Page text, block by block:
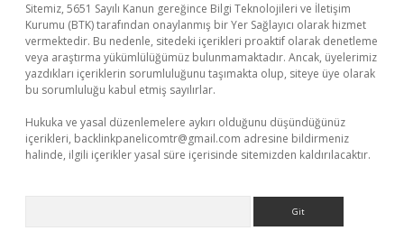
Sitemiz, 5651 Sayılı Kanun gereğince Bilgi Teknolojileri ve İletişim
Kurumu (BTK) tarafından onaylanmış bir Yer Sağlayıcı olarak hizmet
vermektedir. Bu nedenle, sitedeki içerikleri proaktif olarak denetleme
veya araştırma yükümlülüğümüz bulunmamaktadır. Ancak, üyelerimiz
yazdıkları içeriklerin sorumluluğunu taşımakta olup, siteye üye olarak
bu sorumluluğu kabul etmiş sayılırlar.
Hukuka ve yasal düzenlemelere aykırı olduğunu düşündüğünüz
içerikleri, backlinkpanelicomtr@gmail.com adresine bildirmeniz
halinde, ilgili içerikler yasal süre içerisinde sitemizden kaldırılacaktır.